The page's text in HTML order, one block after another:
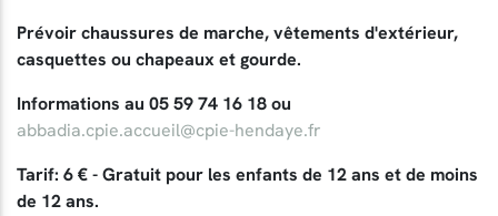
Prévoir chaussures de marche, vêtements d'extérieur,
casquettes ou chapeaux et gourde.
Informations au 05 59 74 16 18 ou
abbadia.cpie.accueil@cpie-hendaye.fr
Tarif: 6 € - Gratuit pour les enfants de 12 ans et de moins
de 12 ans.